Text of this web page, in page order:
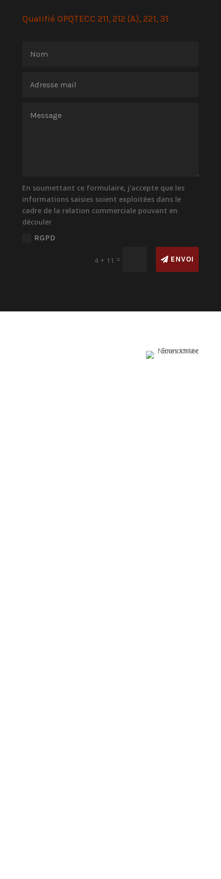
Qualifié OPQTECC 211, 212 (A), 221, 31
En soumettant ce formulaire, j'accepte que les
informations saisies soient exploitées dans le
cadre de la relation commerciale pouvant en
découler
RGPD
4 + 11 = ENVOI